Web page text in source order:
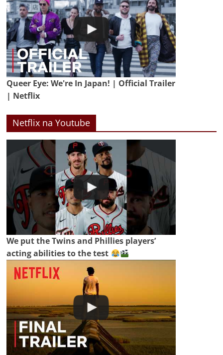
Queer Eye: We're In Japan! | Official Trailer
| Netflix
Netflix na Youtube
We put the Twins and Phillies players’
acting abilities to the test